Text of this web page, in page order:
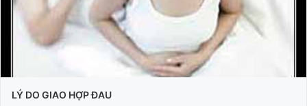
LÝ DO GIAO HỢP ĐAU